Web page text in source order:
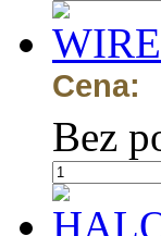
Cena:
Bez